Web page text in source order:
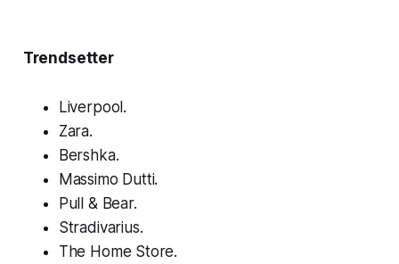
Trendsetter
Liverpool.
Zara.
Bershka.
Massimo Dutti.
Pull & Bear.
Stradivarius.
The Home Store.